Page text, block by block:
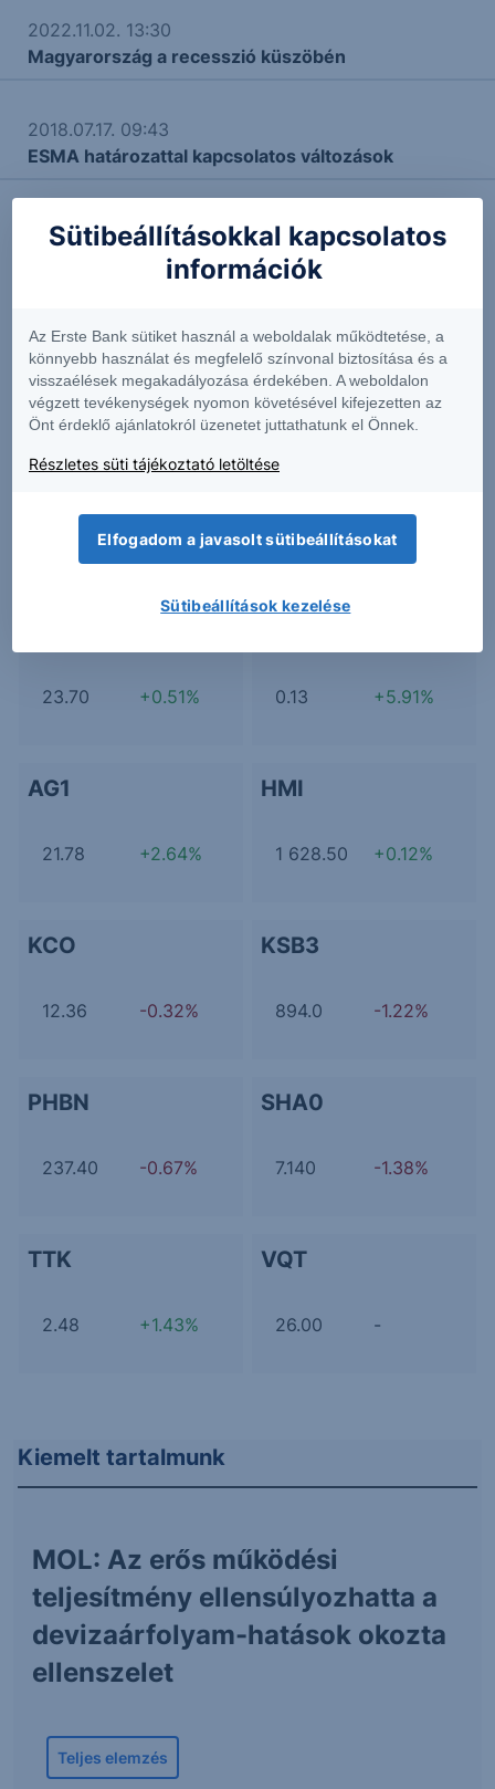
2022.11.02. 13:30
Magyarország a recesszió küszöbén
2018.07.17. 09:43
ESMA határozattal kapcsolatos változások
További Erste elemzések
Kapcsolódó termékek
1U1
+0.25%
2GB
57.50 -0.69%
23.70 +0.51% 0.13 +5.91%
AG1
21.78 +2.64%
HMI
1 628.50 +0.12%
KCO
12.36 -0.32%
KSB3
894.0 -1.22%
PHBN
237.40 -0.67%
SHA0
7.140 -1.38%
TTK
2.48 +1.43%
VQT
26.00 -
Kiemelt tartalmunk
MOL: Az erős működési
teljesítmény ellensúlyozhatta a
devizaárfolyam-hatások okozta
ellenszelet
Teljes elemzés
Sütibeállításokkal kapcsolatos
információk
Az Erste Bank sütiket használ a weboldalak működtetése, a
könnyebb használat és megfelelő színvonal biztosítása és a
visszaélések megakadályozása érdekében. A weboldalon
végzett tevékenységek nyomon követésével kifejezetten az
Önt érdeklő ajánlatokról üzenetet juttathatunk el Önnek.
Részletes süti tájékoztató letöltése
Elfogadom a javasolt sütibeállításokat
Sütibeállítások kezelése